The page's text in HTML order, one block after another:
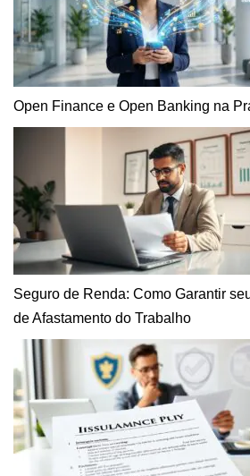
Open Finance e Open Banking na
Seguro de Renda: Como Garantir
de Afastamento do Trabalho